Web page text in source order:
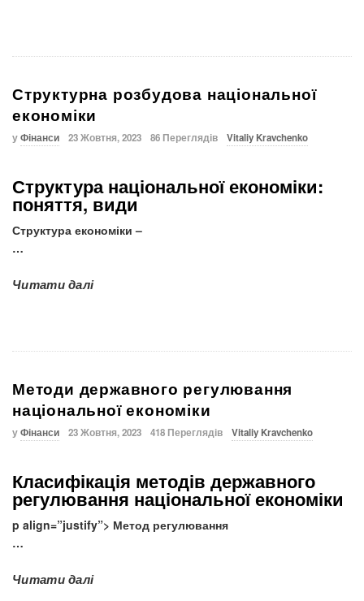
Структурна розбудова національної
економіки
уФінанси 23 Жовтня, 2023 86 Переглядів Vitaliy Kravchenko
Структура національної економіки:
поняття, види
Структура економіки –
…
Читати далі
Методи державного регулювання
національної економіки
уФінанси 23 Жовтня, 2023 418 Переглядів Vitaliy Kravchenko
Класифікація методів державного
регулювання національної економіки
p align=”justify”> Метод регулювання
…
Читати далі